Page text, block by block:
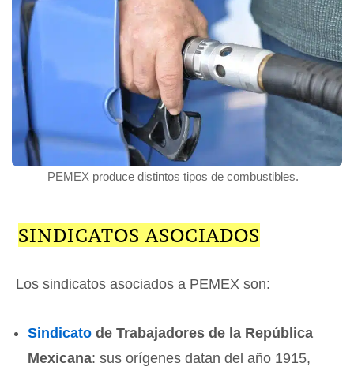
PEMEX produce distintos tipos de combustibles.
SINDICATOS ASOCIADOS
Los sindicatos asociados a PEMEX son:
Sindicato de Trabajadores de la República
Mexicana: sus orígenes datan del año 1915,